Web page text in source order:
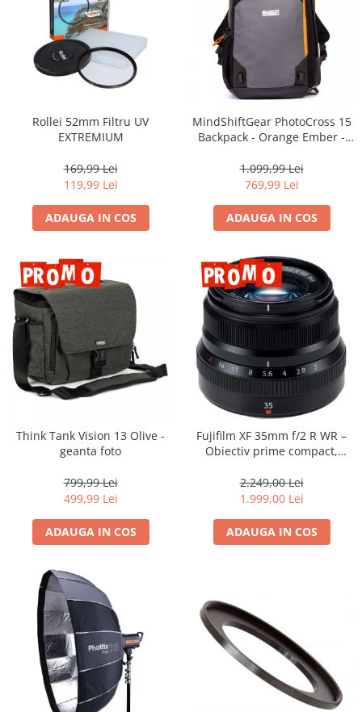
Rollei 52mm Filtru UV
EXTREMIUM
169,99 Lei
119,99 Lei
ADAUGA IN COS
MindShiftGear PhotoCross 15
Backpack - Orange Ember -
1.099,99 Lei
769,99 Lei
ADAUGA IN COS
Think Tank Vision 13 Olive -
geanta foto
799,99 Lei
499,99 Lei
ADAUGA IN COS
Fujifilm XF 35mm f/2 R WR –
Obiectiv prime compact,
intemperii pentru fotografie
de zi cu zi
2.249,00 Lei
1.999,00 Lei
ADAUGA IN COS